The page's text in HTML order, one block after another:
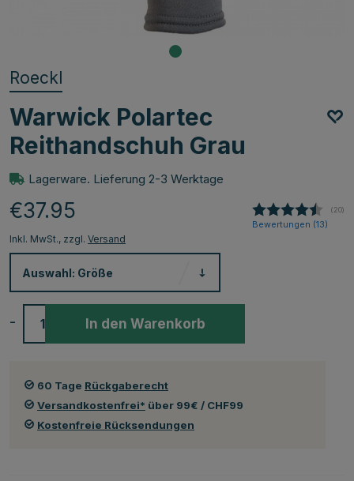
Roeckl
Warwick Polartec
Reithandschuh Grau
Lagerware. Lieferung 2-3 Werktage
€37.95 (20)
Bewertungen (13)
Inkl. MwSt., zzgl. Versand
Auswahl: Größe
- In den Warenkorb
60 Tage Rückgaberecht
Versandkostenfrei* über 99€ / CHF99
Kostenfreie Rücksendungen